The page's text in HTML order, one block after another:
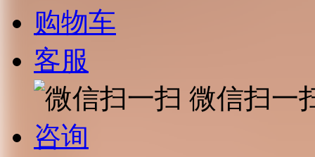
购物车
客服
微信扫一
咨询